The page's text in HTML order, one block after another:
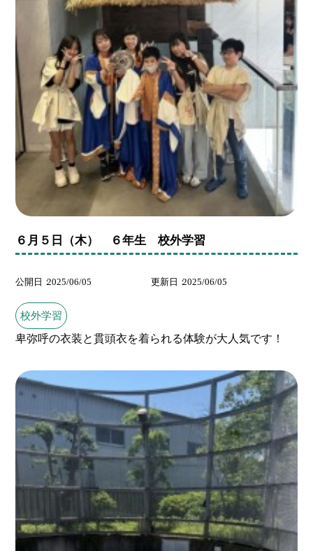
６月５日（木） ６年生 校外学習
公開日 2025/06/05 更新日 2025/06/05
校外学習
卑弥呼の衣装と貫頭衣を着られる体験が大人気です！